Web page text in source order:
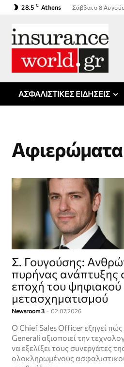
28.5 C Athens Σάββατο 8
ΑΣΦΑΛΙΣΤΙΚΕΣ ΕΙΔΗΣΕΙΣ
Αφιερώματα
Σ. Γουγούσης:
πυρήνας ανάπτυξης
εποχή του ψηφιακού
μετασχηματισμού
Newsroom 3 - 02.07.2026
Ο Chief Sales Officer εξηγεί πώς
Generali αξιοποιεί την
να εξελίξει τους συνεργάτες
ολοκληρωμένους